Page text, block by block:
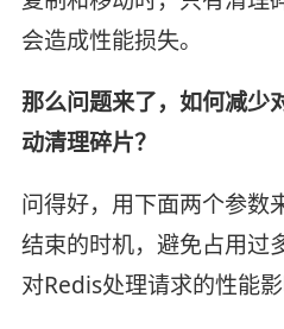
会造成性能损失。
那么问题来了，如何减少
动清理碎片？
问得好，用下面两个参数
结束的时机，避免占用过
对Redis处理请求的性能影